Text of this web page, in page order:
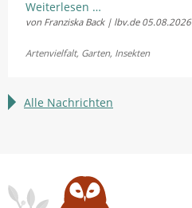
Weiterlesen …Kostenloses
Sommerkonzert:
erleben
von Franziska Back | lbv.de 05.08.2026
Artenvielfalt, Garten, Insekten
Alle Nachrichten